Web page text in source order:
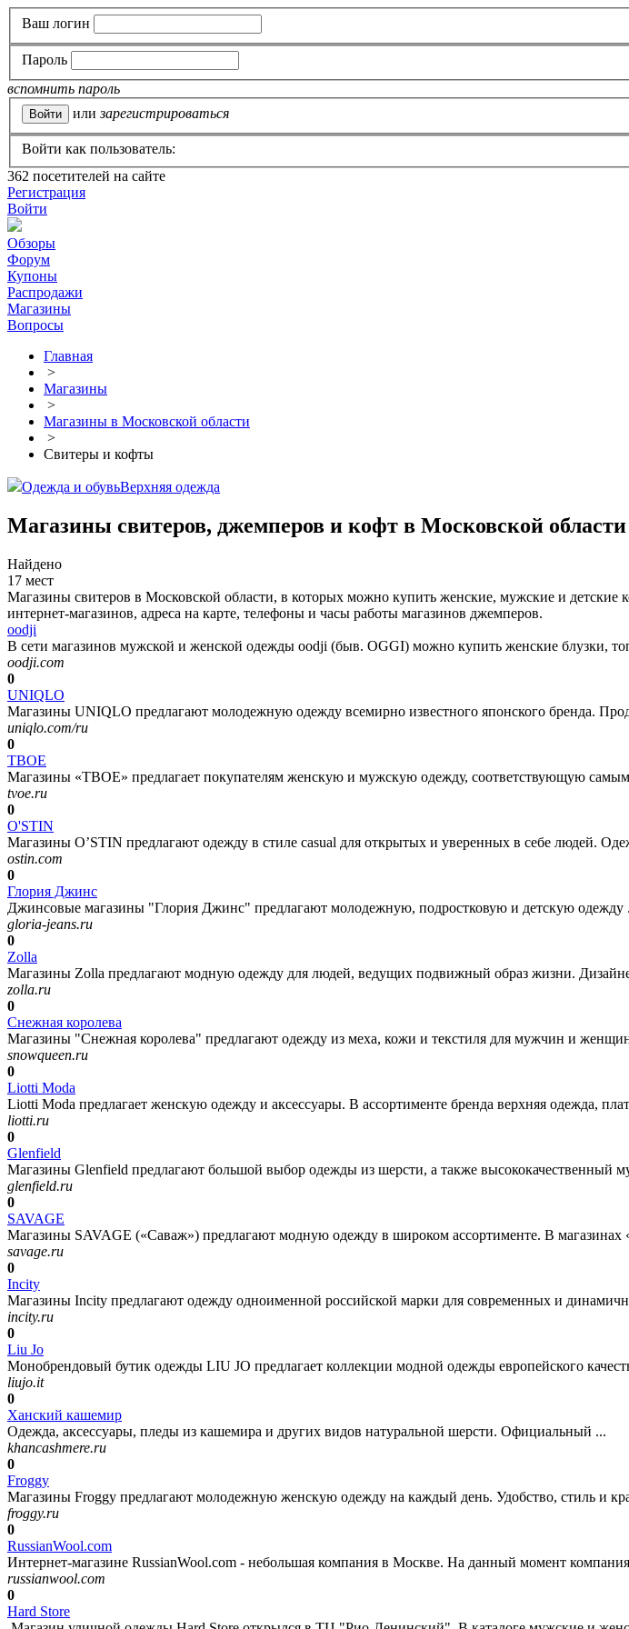
Ваш логин
Пароль
вспомнить пароль
или зарегистрироваться
Войти как пользователь:
362 посетителей на сайте
Регистрация
Войти
Обзоры
Форум
Купоны
Распродажи
Магазины
Вопросы
Главная
>
Магазины
>
Магазины в Московской области
>
Свитеры и кофты
Одежда и обувьВерхняя одежда
Магазины свитеров, джемперов и кофт в Московской области
Найдено
17 мест
Магазины свитеров в Московской области, в которых можно купить женские, мужские и
интернет-магазинов, адреса на карте, телефоны и часы работы магазинов джемперов.
oodji
В сети магазинов мужской и женской одежды oodji (быв. OGGI) можно купить женские блузки,
oodji.com
0
UNIQLO
Магазины UNIQLO предлагают молодежную одежду всемирно известного японского бренда.
uniqlo.com/ru
0
ТВОЕ
Магазины «ТВОЕ» предлагает покупателям женскую и мужскую одежду, соответствующую
tvoe.ru
0
O'STIN
Магазины O’STIN предлагают одежду в стиле casual для открытых и уверенных в себе людей.
ostin.com
0
Глория Джинс
Джинсовые магазины "Глория Джинс" предлагают молодежную, подростковую и детскую одежду
gloria-jeans.ru
0
Zolla
Магазины Zolla предлагают модную одежду для людей, ведущих подвижный образ жизни.
zolla.ru
0
Снежная королева
Магазины "Снежная королева" предлагают одежду из меха, кожи и текстиля для мужчин и
snowqueen.ru
0
Liotti Moda
Liotti Moda предлагает женскую одежду и аксессуары. В ассортименте бренда верхняя одежда,
liotti.ru
0
Glenfield
Магазины Glenfield предлагают большой выбор одежды из шерсти, а также высококачественный
glenfield.ru
0
SAVAGE
Магазины SAVAGE («Саваж») предлагают модную одежду в широком ассортименте. В магазинах
savage.ru
0
Incity
Магазины Incity предлагают одежду одноименной российской марки для современных и
incity.ru
0
Liu Jo
Монобрендовый бутик одежды LIU JO предлагает коллекции модной одежды европейского
liujo.it
0
Ханский кашемир
Одежда, аксессуары, пледы из кашемира и других видов натуральной шерсти. Официальный ...
khancashmere.ru
0
Froggy
Магазины Froggy предлагают молодежную женскую одежду на каждый день. Удобство, стиль и
froggy.ru
0
RussianWool.com
Интернет-магазине RussianWool.com - небольшая компания в Москве. На данный момент
russianwool.com
0
Hard Store